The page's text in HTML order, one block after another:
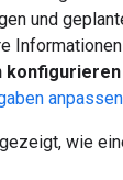
und
konfigurieren
anpassen
wie